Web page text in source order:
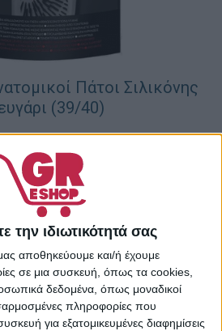
την ιδιωτικότητά σας
αποθηκεύουμε και/ή έχουμε
σε μια συσκευή, όπως τα cookies,
δεδομένα, όπως μοναδικοί
πληροφορίες που
για εξατομικευμένες διαφημίσεις
Πάτοι Σιλικόνης
(39/40)